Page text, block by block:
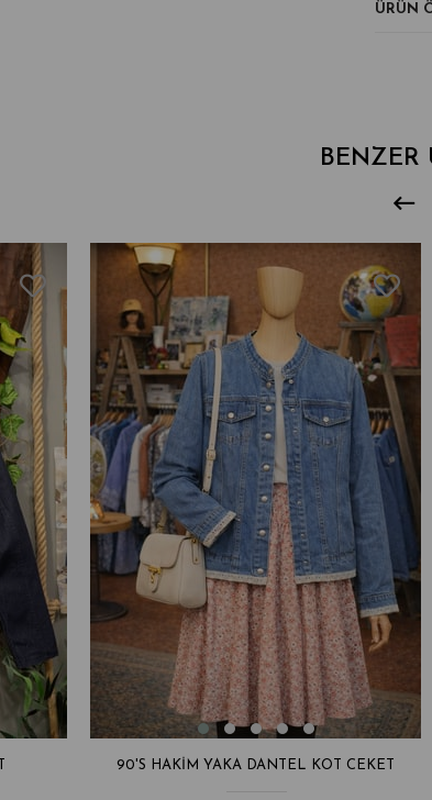
ÜRÜN
BENZER
90'S HAKIM YAKA DANTEL KOT CEKET